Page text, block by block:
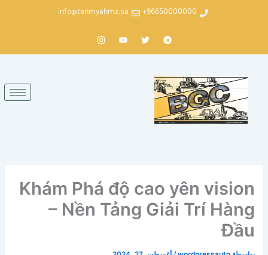
96650000000+
info@tanmyahmz.sa
T
e
r
a
m
T
w
Y
o
I
n
Khám Phá độ cao yên vision
– Nền Tảng Giải Trí Hàng
Đầu